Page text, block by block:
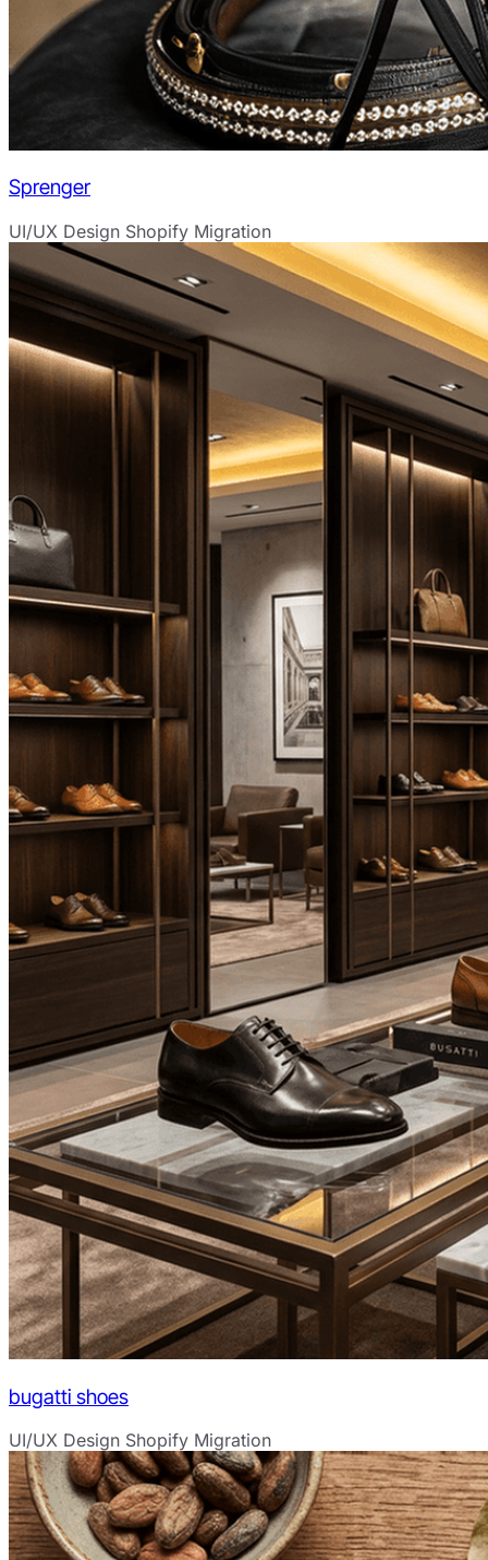
Sprenger
UI/UX Design Shopify Migration
bugatti shoes
UI/UX Design Shopify Migration